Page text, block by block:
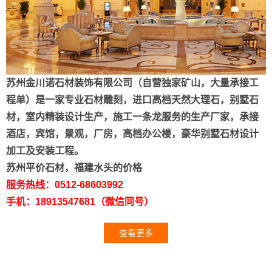
苏州金川诺石材装饰有限公司（自营独家矿山，大量承接工
程单）是一家专业石材雕刻，进口高档天然大理石，别墅石
材，室内精装设计生产，施工一条龙服务的生产厂家，承接
酒店，宾馆，景观，厂房，高档办公楼，豪华别墅石材设计
加工及安装工程。
苏州平价石材，福建水头的价格
服务热线：0512-68603992
手机：18913547681（微信同号）
查看更多